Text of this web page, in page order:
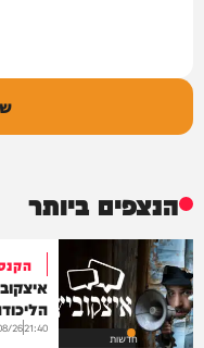
הנצפים ביותר
חדשות
21:40
26